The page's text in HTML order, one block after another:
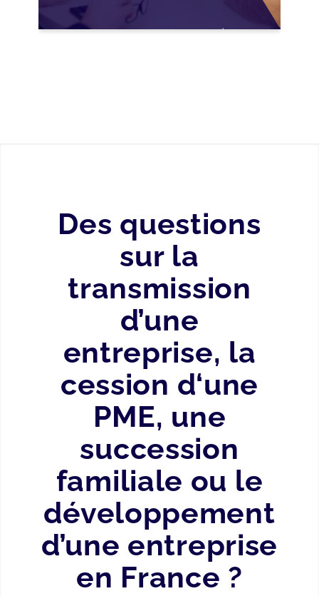
B TER SUR LA
TRANSMISSION DES
Des questions
sur la
transmission
d’une
entreprise, la
cession d‘une
PME, une
succession
familiale ou le
développement
d’une entreprise
en France ?